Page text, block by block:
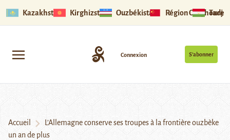
Kazakhstan Kirghizstan Ouzbékistan Région Ouïghoure
S’abonner
Connexion
Accueil
L’Allemagne conserve ses troupes à la frontière ouzbèke
un an de plus